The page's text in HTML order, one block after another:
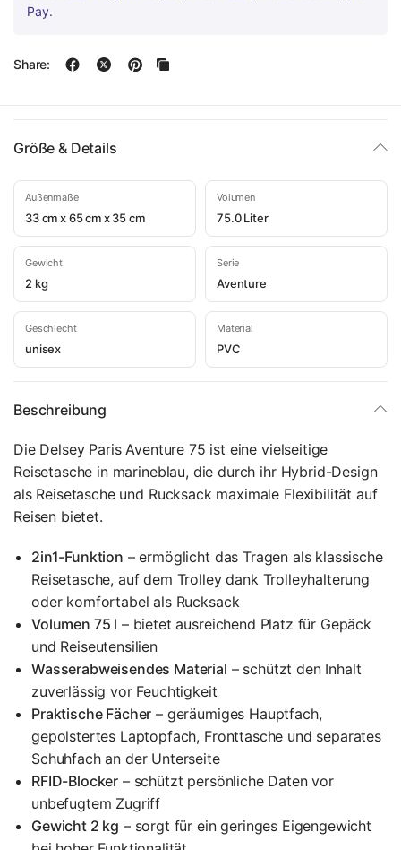
Pay.
Share:
Größe & Details
Außenmaße
33 cm x 65 cm x 35 cm
Volumen
75.0 Liter
Gewicht
2 kg
Serie
Aventure
Geschlecht
unisex
Material
PVC
Beschreibung
Die Delsey Paris Aventure 75 ist eine vielseitige
Reisetasche in marineblau, die durch ihr Hybrid-Design
als Reisetasche und Rucksack maximale Flexibilität auf
Reisen bietet.
2in1-Funktion – ermöglicht das Tragen als klassische
Reisetasche, auf dem Trolley dank Trolleyhalterung
oder komfortabel als Rucksack
Volumen 75 l – bietet ausreichend Platz für Gepäck
und Reiseutensilien
Wasserabweisendes Material – schützt den Inhalt
zuverlässig vor Feuchtigkeit
Praktische Fächer – geräumiges Hauptfach,
gepolstertes Laptopfach, Fronttasche und separates
Schuhfach an der Unterseite
RFID-Blocker – schützt persönliche Daten vor
unbefugtem Zugriff
Gewicht 2 kg – sorgt für ein geringes Eigengewicht